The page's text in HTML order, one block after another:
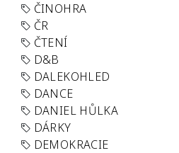
ČINOHRA
ČR
ČTENÍ
D&B
DALEKOHLED
DANCE
DANIEL HŮLKA
DÁRKY
DEMOKRACIE